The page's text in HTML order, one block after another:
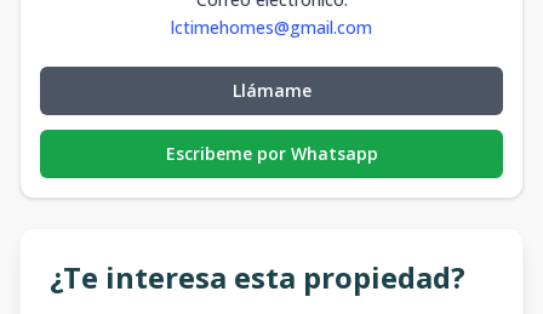
lctimehomes@gmail.com
Llámame
Escribeme por Whatsapp
¿Te interesa esta propiedad?